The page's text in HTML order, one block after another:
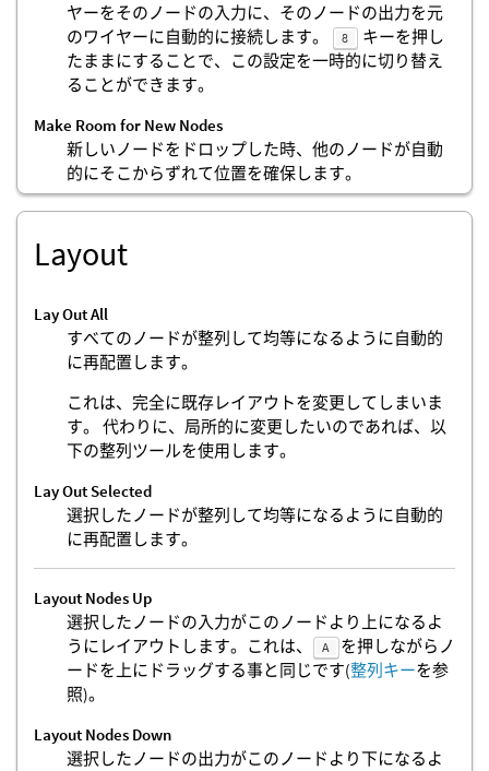
ヤーをそのノードの入力に、そのノードの出力を元
のワイヤーに自動的に接続します。
8
キーを押し
たままにすることで、この設定を一時的に切り替え
ることができます。
Make Room for New Nodes
新しいノードをドロップした時、他のノードが自動
的にそこからずれて位置を確保します。
Layout
Lay Out All
すべてのノードが整列して均等になるように自動的
に再配置します。
これは、完全に既存レイアウトを変更してしまいま
す。 代わりに、局所的に変更したいのであれば、以
下の整列ツールを使用します。
Lay Out Selected
選択したノードが整列して均等になるように自動的
に再配置します。
Layout Nodes Up
選択したノードの入力がこのノードより上になるよ
うにレイアウトします。これは、
A
を押しながらノ
ードを上にドラッグする事と同じです(整列キーを参
照)。
Layout Nodes Down
選択したノードの出力がこのノードより下になるよ